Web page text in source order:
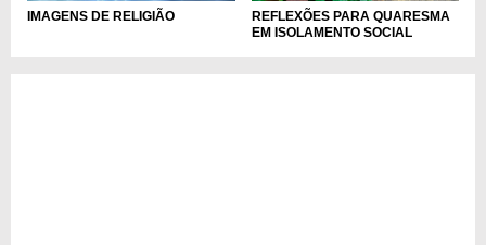
IMAGENS DE RELIGIÃO
REFLEXÕES PARA QUARESMA
EM ISOLAMENTO SOCIAL